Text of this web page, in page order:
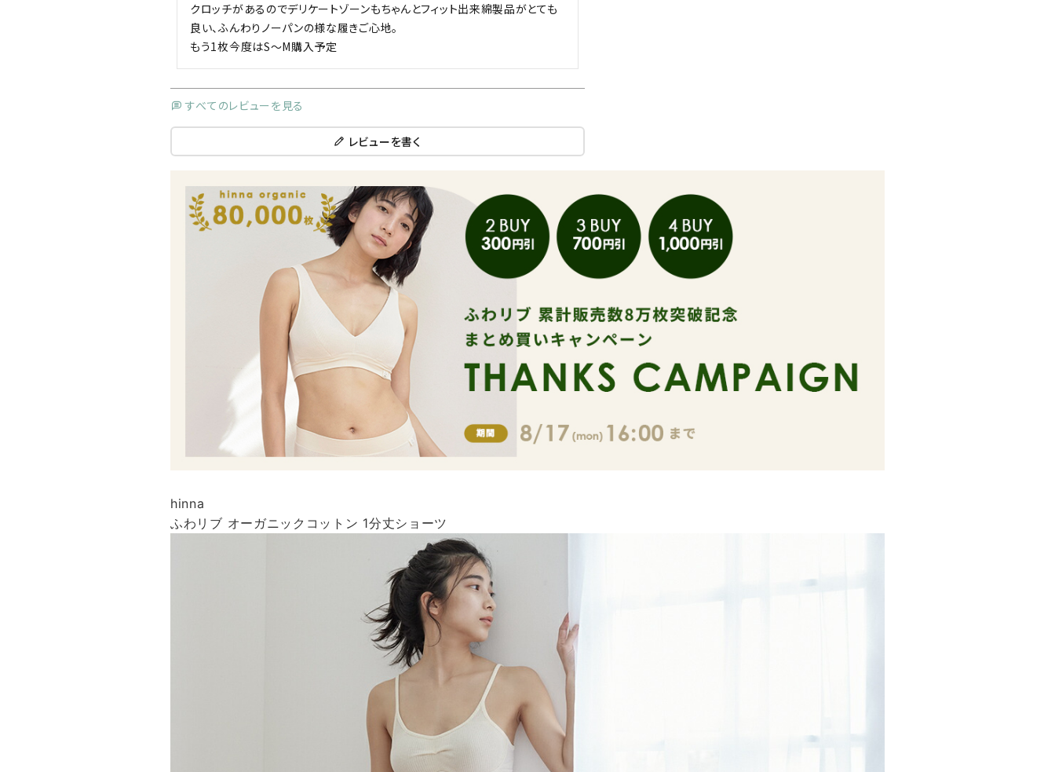
クロッチがあるのでデリケートゾーンもちゃんとフィット出来綿製品がとても
良い、ふんわりノーパンの様な履きご心地。
すべてのレビューを見る
レビューを書く
hinna
ふわリブ オーガニックコットン 1分丈ショーツ